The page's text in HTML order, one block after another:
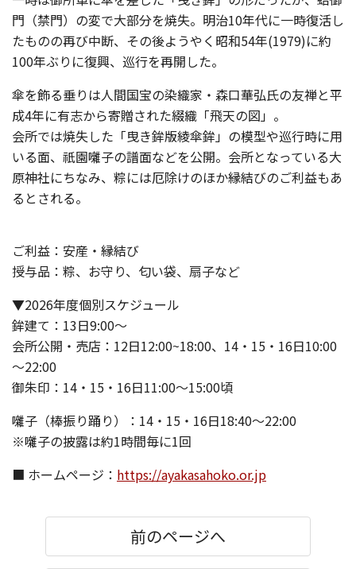
門（禁門）の変で大部分を焼失。明治10年代に一時復活し
たものの再び中断、その後ようやく昭和54年(1979)に約
100年ぶりに復興、巡行を再開した。
傘を飾る垂りは人間国宝の染織家・森口華弘氏の友禅と平
成4年に有志から寄贈された綴織「飛天の図」。
会所では焼失した「曳き鉾版綾傘鉾」の模型や巡行時に用
いる面、祇園囃子の譜面などを公開。会所となっている大
原神社にちなみ、粽には厄除けのほか縁結びのご利益もあ
るとされる。
ご利益：安産・縁結び
授与品：粽、お守り、匂い袋、扇子など
▼2026年度個別スケジュール
鉾建て：13日9:00～
会所公開・売店：12日12:00~18:00、14・15・16日10:00
～22:00
御朱印：14・15・16日11:00～15:00頃
囃子（棒振り踊り）：14・15・16日18:40～22:00
※囃子の披露は約1時間毎に1回
■ ホームページ： https://ayakasahoko.or.jp
前のページへ